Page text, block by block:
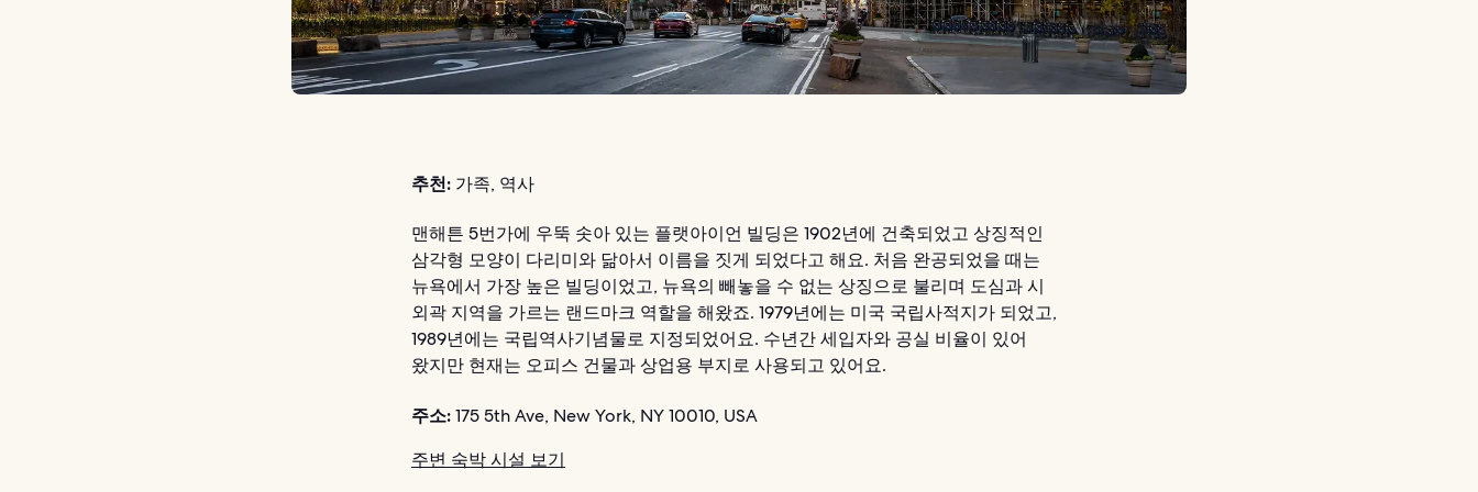
추천: 가족, 역사
맨해튼 5번가에 우뚝 솟아 있는 플랫아이언 빌딩은 1902년에 건축되었고 상징적인
삼각형 모양이 다리미와 닮아서 이름을 짓게 되었다고 해요. 처음 완공되었을 때는
뉴욕에서 가장 높은 빌딩이었고, 뉴욕의 빼놓을 수 없는 상징으로 불리며 도심과 시
외곽 지역을 가르는 랜드마크 역할을 해왔죠. 1979년에는 미국 국립사적지가 되었고,
1989년에는 국립역사기념물로 지정되었어요. 수년간 세입자와 공실 비율이 있어
왔지만 현재는 오피스 건물과 상업용 부지로 사용되고 있어요.
주소: 175 5th Ave, New York, NY 10010, USA
주변 숙박 시설 보기